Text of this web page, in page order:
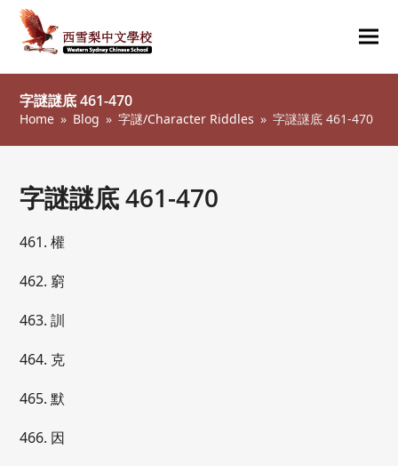
字謎謎底 461-470
Home » Blog » 字謎/Character Riddles » 字謎謎底 461-470
字謎謎底 461-470
461. 權
462. 窮
463. 訓
464. 克
465. 默
466. 因